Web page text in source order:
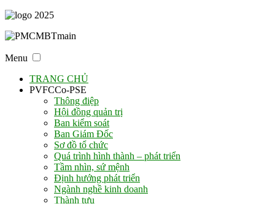
Menu
TRANG CHỦ
PVFCCo-PSE
Thông điệp
Hội đồng quản trị
Ban kiểm soát
Ban Giám Đốc
Sơ đồ tổ chức
Quá trình hình thành – phát triển
Tầm nhìn, sứ mệnh
Định hướng phát triển
Ngành nghề kinh doanh
Thành tựu